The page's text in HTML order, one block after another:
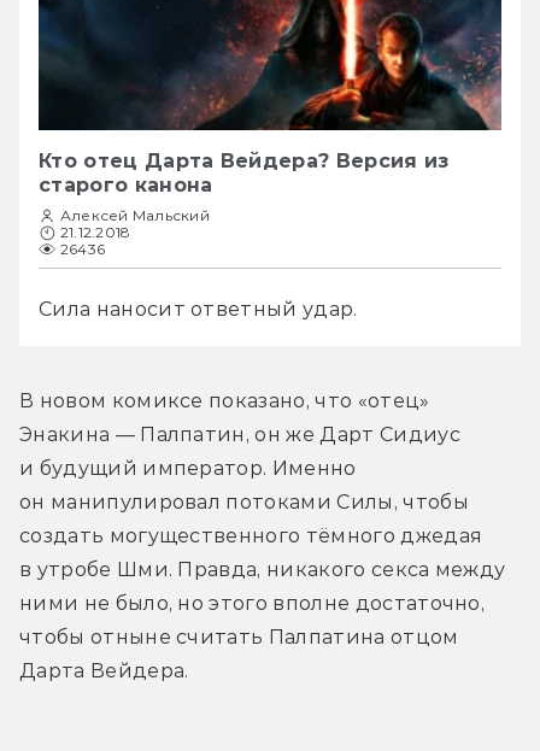
Кто отец Дарта Вейдера? Версия из
старого канона
Алексей Мальский
21.12.2018
26436
Сила наносит ответный удар.
В новом комиксе показано, что «отец»
Энакина — Палпатин, он же Дарт Сидиус
и будущий император. Именно
он манипулировал потоками Силы, чтобы
создать могущественного тёмного джедая
в утробе Шми. Правда, никакого секса между
ними не было, но этого вполне достаточно,
чтобы отныне считать Палпатина отцом
Дарта Вейдера.